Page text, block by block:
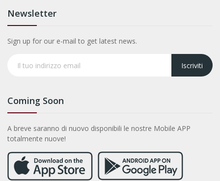
Newsletter
Sign up for our e-mail to get latest news.
Iscriviti
Coming Soon
A breve saranno di nuovo disponibili le nostre Mobile APP
totalmente nuove!